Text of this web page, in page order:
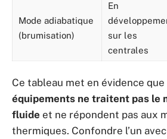
Mode adiabatique
(brumisation)
En
sur les
centrales
Ce tableau met en évidence que
équipements ne traitent pas le
fluide et ne répondent pas aux
thermiques. Confondre l’un avec